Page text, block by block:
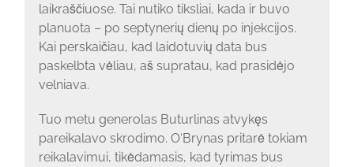
laikraščiuose. Tai nutiko tiksliai, kada ir buvo
planuota – po septynerių dienų po injekcijos.
Kai perskaičiau, kad laidotuvių data bus
paskelbta vėliau, aš supratau, kad prasidėjo
velniava.
Tuo metu generolas Buturlinas atvykęs
pareikalavo skrodimo. O‘Brynas pritarė tokiam
reikalavimui, tikėdamasis, kad tyrimas bus